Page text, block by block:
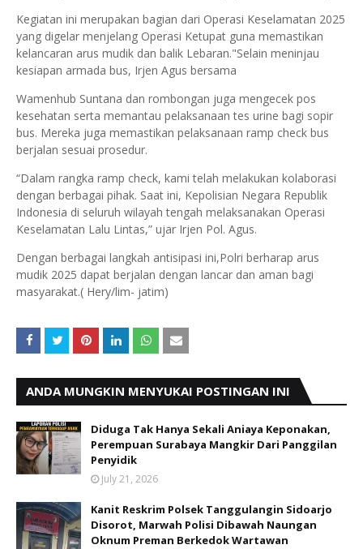
Kegiatan ini merupakan bagian dari Operasi Keselamatan 2025
yang digelar menjelang Operasi Ketupat guna memastikan
kelancaran arus mudik dan balik Lebaran."Selain meninjau
kesiapan armada bus, Irjen Agus bersama
Wamenhub Suntana dan rombongan juga mengecek pos
kesehatan serta memantau pelaksanaan tes urine bagi sopir
bus. Mereka juga memastikan pelaksanaan ramp check bus
berjalan sesuai prosedur.
“Dalam rangka ramp check, kami telah melakukan kolaborasi
dengan berbagai pihak. Saat ini, Kepolisian Negara Republik
Indonesia di seluruh wilayah tengah melaksanakan Operasi
Keselamatan Lalu Lintas,” ujar Irjen Pol. Agus.
Dengan berbagai langkah antisipasi ini,Polri berharap arus
mudik 2025 dapat berjalan dengan lancar dan aman bagi
masyarakat.( Hery/lim- jatim)
ANDA MUNGKIN MENYUKAI POSTINGAN INI
Diduga Tak Hanya Sekali Aniaya Keponakan,
Perempuan Surabaya Mangkir Dari Panggilan
Penyidik
July 21, 2026
Kanit Reskrim Polsek Tanggulangin Sidoarjo
Disorot, Marwah Polisi Dibawah Naungan
Oknum Preman Berkedok Wartawan